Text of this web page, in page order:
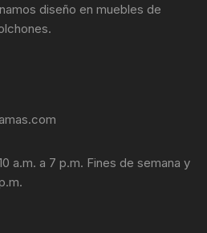
diseño en muebles de
a.m. a 7 p.m. Fines de semana y